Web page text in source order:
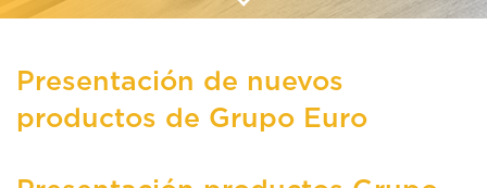
Presentación de nuevos
productos de Grupo Euro